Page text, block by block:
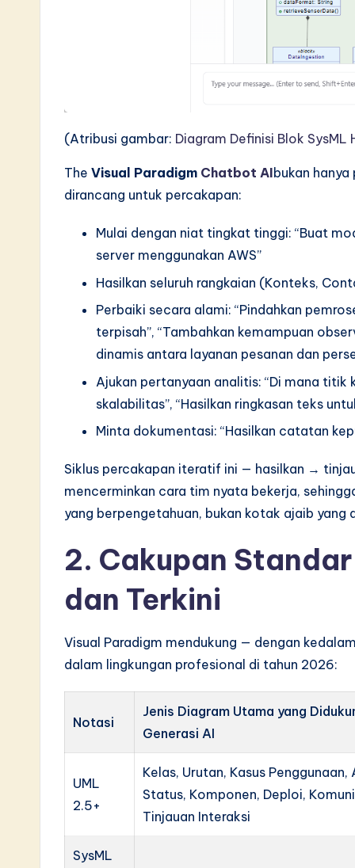
w
(Atribusi gambar: Diagram Definisi Blok
The Visual Paradigm Chatbot AIbukan
dirancang untuk percakapan:
Mulai dengan niat tingkat tinggi: “Buat
server menggunakan AWS”
Hasilkan seluruh rangkaian (Konteks,
Perbaiki secara alami: “Pindahkan
terpisah”, “Tambahkan kemampuan
dinamis antara layanan pesanan dan
Ajukan pertanyaan analitis: “Di mana titik
skalabilitas”, “Hasilkan ringkasan teks
Minta dokumentasi: “Hasilkan catatan
Siklus percakapan iteratif ini — hasilkan →
mencerminkan cara tim nyata bekerja,
yang berpengetahuan, bukan kotak ajaib yang
2. Cakupan
dan Terkini
Visual Paradigm mendukung — dengan
dalam lingkungan profesional di tahun 2026:
Notasi
Jenis Diagram Utama yang
Generasi AI
UML
2.5+
Kelas, Urutan, Kasus
Status, Komponen, Deploi,
Tinjauan Interaksi
SysML